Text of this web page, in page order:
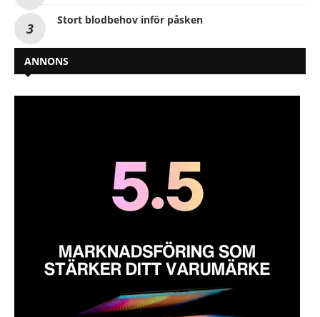
Stort blodbehov inför påsken
ANNONS